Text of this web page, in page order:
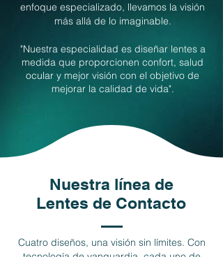
enfoque especializado, llevamos la visión
más allá de lo imaginable.
"Nuestra especialidad es diseñar lentes a
medida que proporcionen confort, salud
ocular y mejor visión con el objetivo de
mejorar la calidad de vida".
Nuestra línea de
Lentes de Contacto
Cuatro diseños, una visión sin límites. Con